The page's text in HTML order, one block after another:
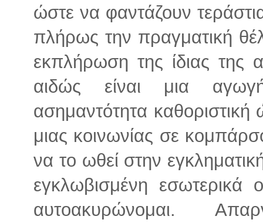
ώστε να φαντάζουν
πλήρως την πραγματική
εκπλήρωση της ίδιας της
αιδώς είναι μια
ασημαντότητα
μιας κοινωνίας σε
να το ωθεί στην
εγκλωβισμένη εσωτερικά
αυτοακυρώνομαι.